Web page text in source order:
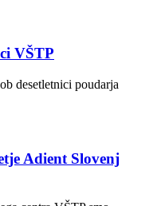
VŠTP
desetletnici poudarja
Adient Slovenj